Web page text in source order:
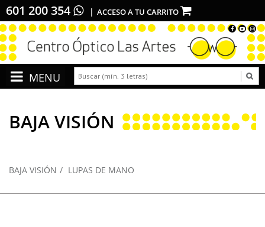
601 200 354 ACCESO A TU CARRITO
BAJA VISIÓN
BAJA VISIÓN LUPAS DE MANO